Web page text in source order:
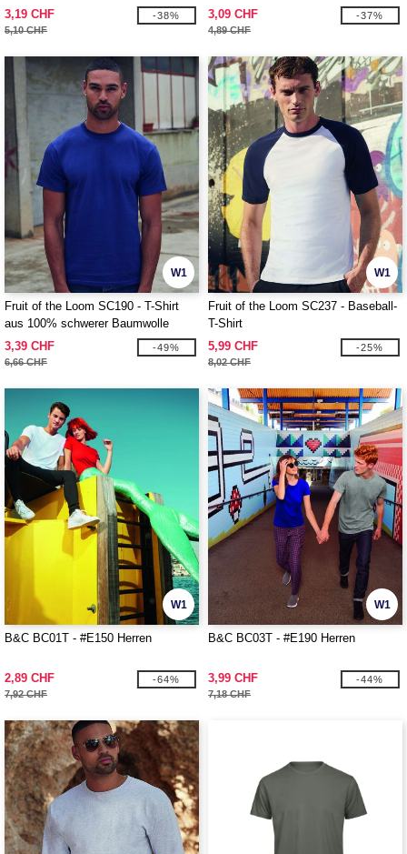
3,19 CHF
5,10 CHF
-38%
160
3,09 CHF
4,89 CHF
-37%
W1
Fruit of the Loom SC190 - T-Shirt
aus 100% schwerer Baumwolle
3,39 CHF
6,66 CHF
-49%
W1
Fruit of the Loom SC237 - Baseball-
T-Shirt
5,99 CHF
8,02 CHF
-25%
W1
B&C BC01T - #E150 Herren
2,89 CHF
7,92 CHF
-64%
W1
B&C BC03T - #E190 Herren
3,99 CHF
7,18 CHF
-44%